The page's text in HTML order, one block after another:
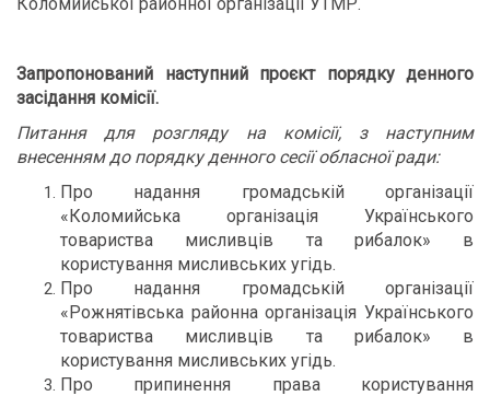
Запропонований наступний проєкт порядку денного
засідання комісії.
Питання для розгляду на комісії, з наступним
внесенням до порядку денного сесії обласної ради:
Про надання громадській організації
«Коломийська організація Українського
товариства мисливців та рибалок» в
користування мисливських угідь.
Про надання громадській організації
«Рожнятівська районна організація Українського
товариства мисливців та рибалок» в
користування мисливських угідь.
Про припинення права користування